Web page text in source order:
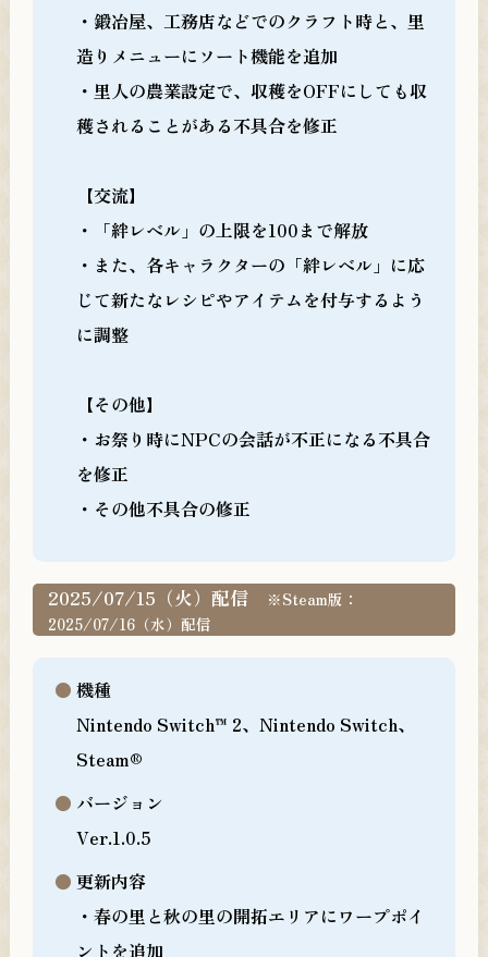
・鍛冶屋、工務店などでのクラフト時と、里
造りメニューにソート機能を追加
・里人の農業設定で、収穫をOFFにしても収
穫されることがある不具合を修正
【交流】
・「絆レベル」の上限を100まで解放
・また、各キャラクターの「絆レベル」に応
じて新たなレシピやアイテムを付与するよう
に調整
【その他】
・お祭り時にNPCの会話が不正になる不具合
を修正
・その他不具合の修正
2025/07/15（火）配信
※Steam版：
2025/07/16（水）配信
機種
Nintendo Switch™ 2、Nintendo Switch、
Steam®
バージョン
Ver.1.0.5
更新内容
・春の里と秋の里の開拓エリアにワープポイ
ントを追加